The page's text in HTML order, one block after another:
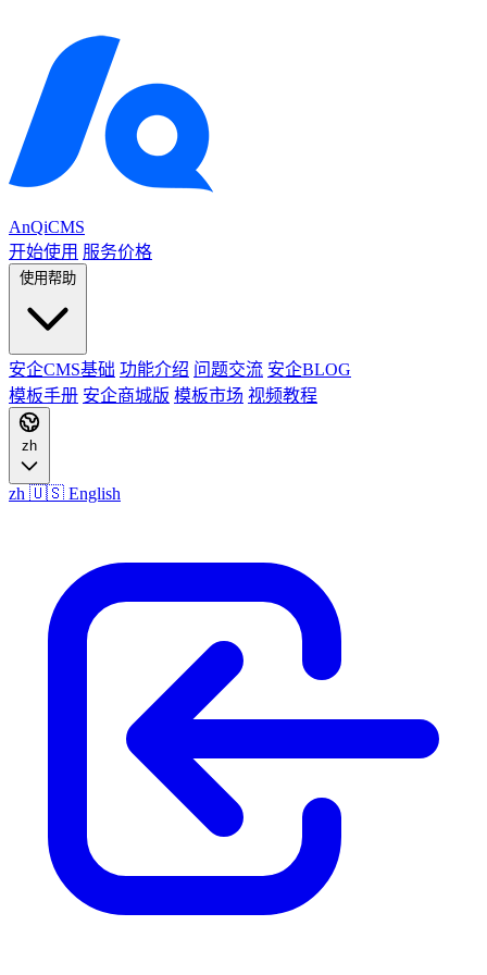
AnQiCMS
开始使用 服务价格
使用帮助
安企CMS基础 功能介绍 问题交流 安企BLOG
模板手册 安企商城版 模板市场 视频教程
zh
zh 🇺🇸 English